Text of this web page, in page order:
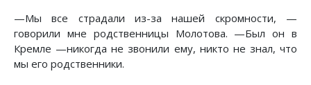
—Мы все страдали из-за нашей скромности, —
говорили мне родственницы Молотова. —Был он в
Кремле —никогда не звонили ему, никто не знал, что
мы его родственники.